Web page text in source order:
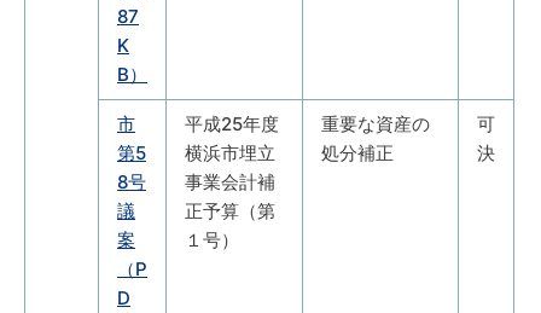
87
K
B）
市
第5
8号
議
案
（P
D
平成25年度
横浜市埋立
事業会計補
正予算（第
１号）
重要な資産の
処分補正
可
決